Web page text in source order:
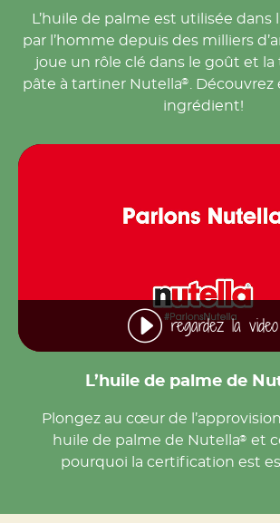
L’huile de palme est utilisée dans
par l’homme depuis des milliers
joue un rôle clé dans le goût et la
pâte à tartiner Nutella®
.
ingrédient!
regardez la video
L’huile de palme de
Plongez au cœur de
huile de palme de Nutella® et
pourquoi la certification est